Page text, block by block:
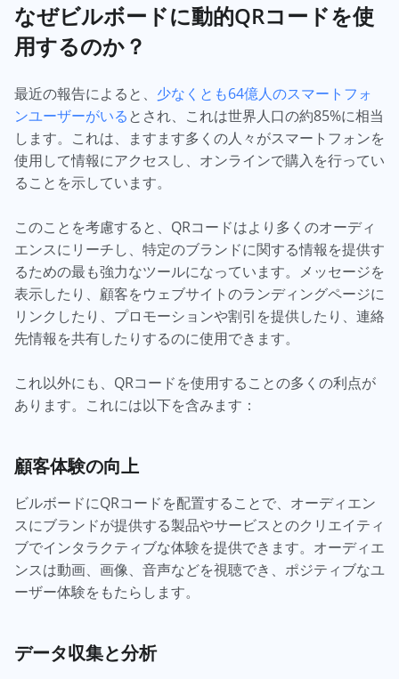
なぜビルボードに動的QRコードを使
用するのか？
最近の報告によると、 少なくとも64億人のスマートフォ
ンユーザーがいるとされ、これは世界人口の約85%に相当
します。これは、ますます多くの人々がスマートフォンを
使用して情報にアクセスし、オンラインで購入を行ってい
ることを示しています。
このことを考慮すると、QRコードはより多くのオーディ
エンスにリーチし、特定のブランドに関する情報を提供す
るための最も強力なツールになっています。メッセージを
表示したり、顧客をウェブサイトのランディングページに
リンクしたり、プロモーションや割引を提供したり、連絡
先情報を共有したりするのに使用できます。
これ以外にも、QRコードを使用することの多くの利点が
あります。これには以下を含みます：
顧客体験の向上
ビルボードにQRコードを配置することで、オーディエン
スにブランドが提供する製品やサービスとのクリエイティ
ブでインタラクティブな体験を提供できます。オーディエ
ンスは動画、画像、音声などを視聴でき、ポジティブなユ
ーザー体験をもたらします。
データ収集と分析